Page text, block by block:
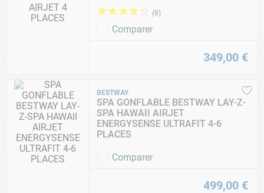
★★★★ (8)
Comparer
349,00 €
BESTWAY
SPA GONFLABLE BESTWAY LAY-Z-
SPA HAWAII AIRJET
ENERGYSENSE ULTRAFIT 4-6
PLACES
Comparer
499,00 €